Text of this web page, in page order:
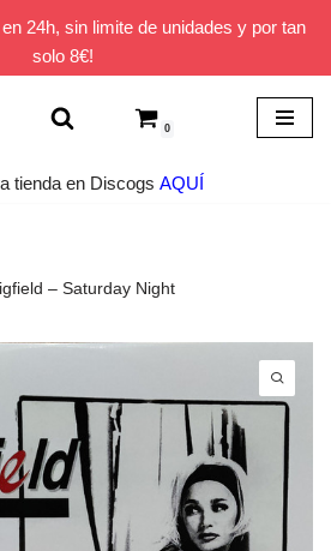
24h, sin limite de unidades y por tan
solo 8€!
0
tienda en Discogs AQUÍ
– Saturday Night